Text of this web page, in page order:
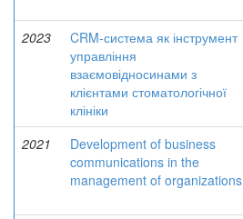
2023
CRM-система як інструмент
управління
взаємовідносинами з
клієнтами стоматологічної
клініки
2021
Development of business
communications in the
management of organizations